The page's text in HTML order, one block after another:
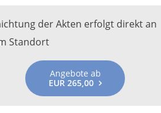
der Akten erfolgt direkt an
Standort
Angebote ab
EUR 265,00